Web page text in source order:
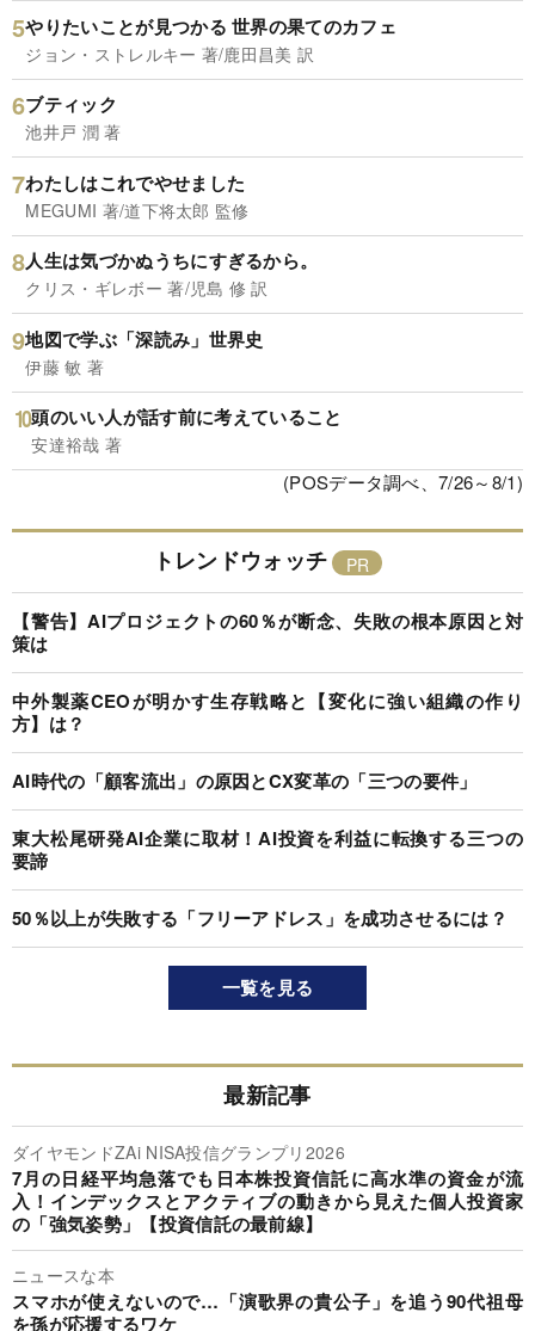
やりたいことが見つかる 世界の果てのカフェ
ジョン・ストレルキー 著/鹿田昌美 訳
ブティック
池井戸 潤 著
わたしはこれでやせました
MEGUMI 著/道下将太郎 監修
人生は気づかぬうちにすぎるから。
クリス・ギレボー 著/児島 修 訳
地図で学ぶ「深読み」世界史
伊藤 敏 著
頭のいい人が話す前に考えていること
安達裕哉 著
(POSデータ調べ、7/26～8/1)
トレンドウォッチ
【警告】AIプロジェクトの60％が断念、失敗の根本原因と対
策は
中外製薬CEOが明かす生存戦略と【変化に強い組織の作り
方】は？
AI時代の「顧客流出」の原因とCX変革の「三つの要件」
東大松尾研発AI企業に取材！AI投資を利益に転換する三つの
要諦
50％以上が失敗する「フリーアドレス」を成功させるには？
一覧を見る
最新記事
ダイヤモンドZAi NISA投信グランプリ2026
7月の日経平均急落でも日本株投資信託に高水準の資金が流
入！インデックスとアクティブの動きから見えた個人投資家
の「強気姿勢」【投資信託の最前線】
ニュースな本
スマホが使えないので…「演歌界の貴公子」を追う90代祖母
を孫が応援するワケ